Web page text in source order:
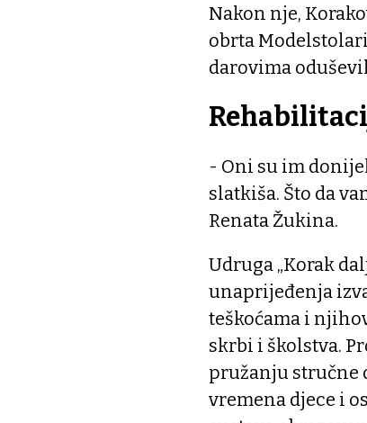
Nakon nje,
obrta
darovima
- Oni su im
slatkiša. Što da
Renata Žukina.
Udruga „Korak
unaprijeđenja
teškoćama i
skrbi i školstva.
pružanju stručne
vremena djece i